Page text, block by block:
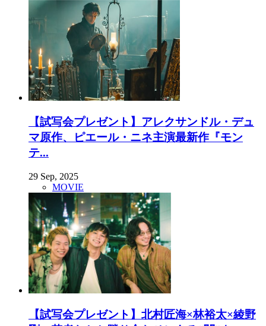
【試写会プレゼント】アレクサンドル・デュ
マ原作、ピエール・ニネ主演最新作『モン
テ...
29 Sep, 2025
MOVIE
【試写会プレゼント】北村匠海×林裕太×綾野